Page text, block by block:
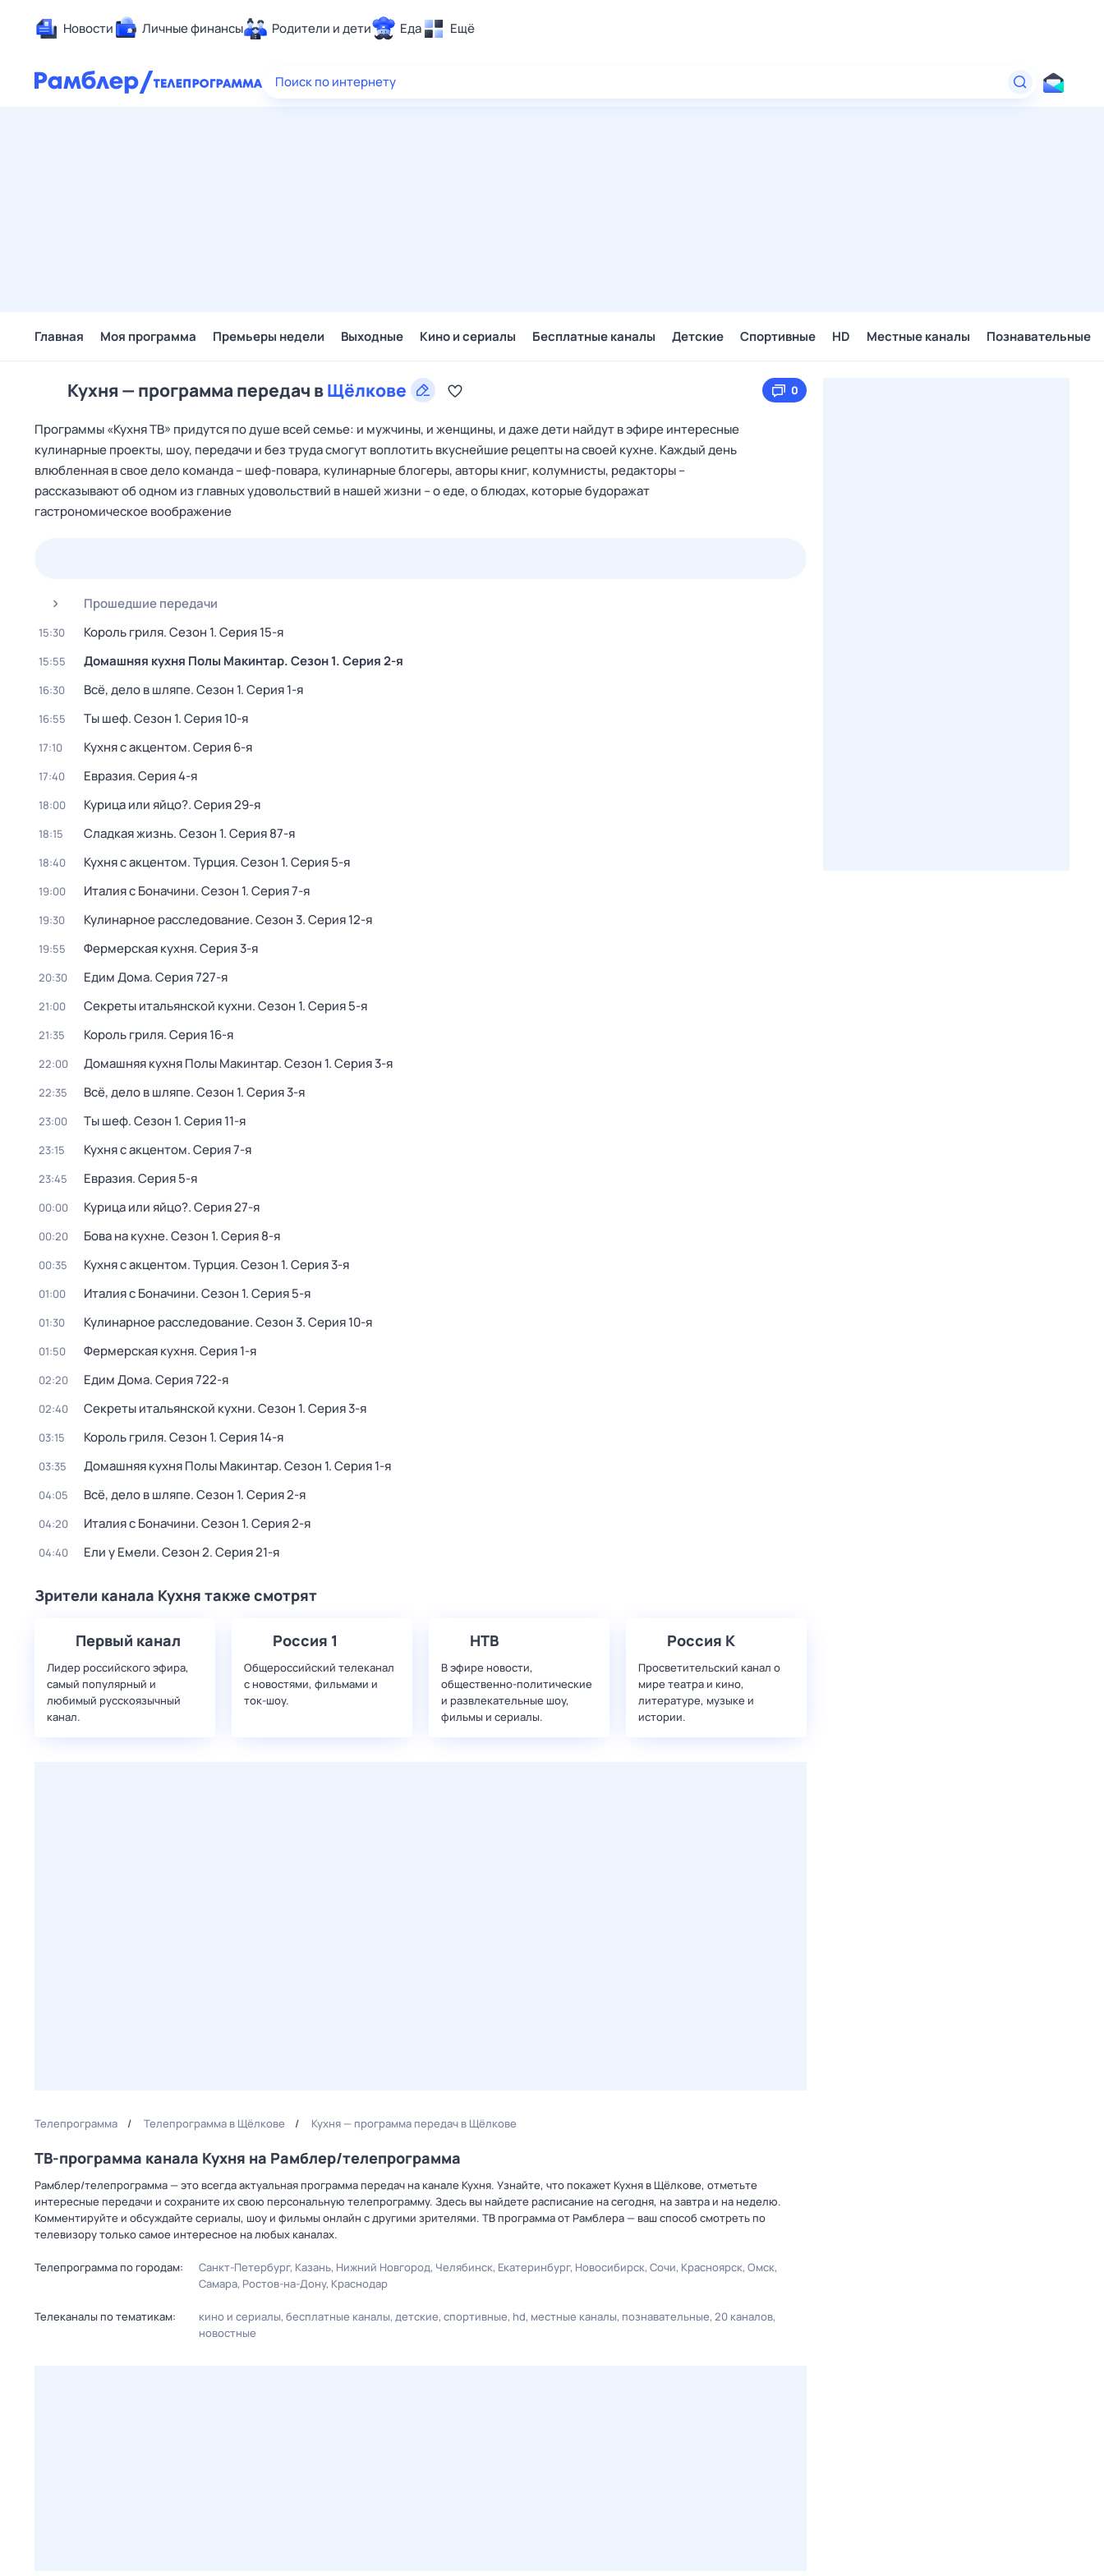
Новости Личные финансы Родители и дети Еда Ещё
Здоровье
Поиск по интернету
Главная Моя программа Премьеры недели Выходные Кино и сериалы Бесплатные каналы Детские Спортивные HD Местные каналы Познавательные
Кухня — программа передач вЩёлкове 0
Программы «Кухня ТВ» придутся по душе всей семье: и мужчины, и женщины, и даже дети найдут в эфире интересные
кулинарные проекты, шоу, передачи и без труда смогут воплотить вкуснейшие рецепты на своей кухне. Каждый день
влюбленная в свое дело команда – шеф-повара, кулинарные блогеры, авторы книг, колумнисты, редакторы –
рассказывают об одном из главных удовольствий в нашей жизни – о еде, о блюдах, которые будоражат
гастрономическое воображение
Прошедшие передачи
15:30 Король гриля. Сезон 1. Серия 15-я
15:55 Домашняя кухня Полы Макинтар. Сезон 1. Серия 2-я
16:30 Всё, дело в шляпе. Сезон 1. Серия 1-я
16:55 Ты шеф. Сезон 1. Серия 10-я
17:10 Кухня с акцентом. Серия 6-я
17:40 Евразия. Серия 4-я
18:00 Курица или яйцо?. Серия 29-я
18:15 Сладкая жизнь. Сезон 1. Серия 87-я
18:40 Кухня с акцентом. Турция. Сезон 1. Серия 5-я
19:00 Италия с Боначини. Сезон 1. Серия 7-я
19:30 Кулинарное расследование. Сезон 3. Серия 12-я
19:55 Фермерская кухня. Серия 3-я
20:30 Едим Дома. Серия 727-я
21:00 Секреты итальянской кухни. Сезон 1. Серия 5-я
21:35 Король гриля. Серия 16-я
22:00 Домашняя кухня Полы Макинтар. Сезон 1. Серия 3-я
22:35 Всё, дело в шляпе. Сезон 1. Серия 3-я
23:00 Ты шеф. Сезон 1. Серия 11-я
23:15 Кухня с акцентом. Серия 7-я
23:45 Евразия. Серия 5-я
00:00 Курица или яйцо?. Серия 27-я
00:20 Бова на кухне. Сезон 1. Серия 8-я
00:35 Кухня с акцентом. Турция. Сезон 1. Серия 3-я
01:00 Италия с Боначини. Сезон 1. Серия 5-я
01:30 Кулинарное расследование. Сезон 3. Серия 10-я
01:50 Фермерская кухня. Серия 1-я
02:20 Едим Дома. Серия 722-я
02:40 Секреты итальянской кухни. Сезон 1. Серия 3-я
03:15 Король гриля. Сезон 1. Серия 14-я
03:35 Домашняя кухня Полы Макинтар. Сезон 1. Серия 1-я
04:05 Всё, дело в шляпе. Сезон 1. Серия 2-я
04:20 Италия с Боначини. Сезон 1. Серия 2-я
04:40 Ели у Емели. Сезон 2. Серия 21-я
Зрители канала Кухня также смотрят
Первый канал
Лидер российского эфира,
самый популярный и
любимый русскоязычный
канал.
Россия 1
Общероссийский телеканал
с новостями, фильмами и
ток-шоу.
НТВ
В эфире новости,
общественно-политические
и развлекательные шоу,
фильмы и сериалы.
Россия К
Просветительский канал о
мире театра и кино,
литературе, музыке и
истории.
Телепрограмма Телепрограмма в Щёлкове Кухня — программа передач в Щёлкове
ТВ-программа канала Кухня на Рамблер/телепрограмма
Рамблер/телепрограмма — это всегда актуальная программа передач на канале Кухня. Узнайте, что покажет Кухня в Щёлкове, отметьте
интересные передачи и сохраните их свою персональную телепрограмму. Здесь вы найдете расписание на сегодня, на завтра и на неделю.
Комментируйте и обсуждайте сериалы, шоу и фильмы онлайн с другими зрителями. ТВ программа от Рамблера — ваш способ смотреть по
телевизору только самое интересное на любых каналах.
Телепрограмма по городам: Санкт-Петербург Казань Нижний Новгород Челябинск Екатеринбург Новосибирск Сочи Красноярск Омск
Самара Ростов-на-Дону Краснодар
Телеканалы по тематикам: кино и сериалы бесплатные каналы детские спортивные hd местные каналы познавательные 20 каналов
новостные